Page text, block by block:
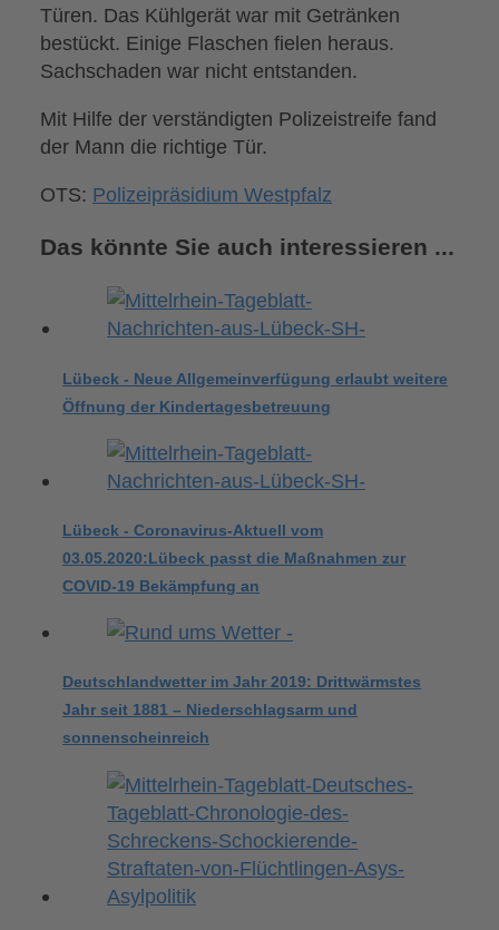
Türen. Das Kühlgerät war mit Getränken
bestückt. Einige Flaschen fielen heraus.
Sachschaden war nicht entstanden.
Mit Hilfe der verständigten Polizeistreife fand
der Mann die richtige Tür.
OTS: Polizeipräsidium Westpfalz
Das könnte Sie auch interessieren ...
Lübeck - Neue Allgemeinverfügung erlaubt weitere
Öffnung der Kindertagesbetreuung
Lübeck - Coronavirus-Aktuell vom
03.05.2020:Lübeck passt die Maßnahmen zur
COVID-19 Bekämpfung an
Deutschlandwetter im Jahr 2019: Drittwärmstes
Jahr seit 1881 – Niederschlagsarm und
sonnenscheinreich